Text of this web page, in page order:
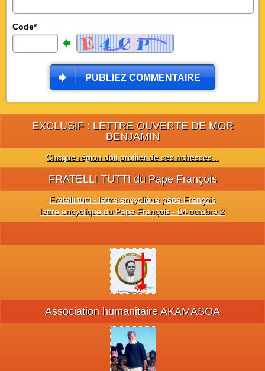
Code*
PUBLIEZ COMMENTAIRE
EXCLUSIF : LETTRE OUVERTE DE MGR
BENJAMIN
Chaque région doit profiter de ses richesses ..
FRATELLI TUTTI du Pape François
Fratelli tutti - lettre encyclique pape François
lettre encyclique du Pape François - 04 octobre 2
Association humanitaire AKAMASOA